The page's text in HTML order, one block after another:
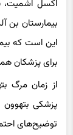
اکسل اشمیت،
بیمارستان بن
این است که
برای پزشکان
از زمان مرگ
پزشکی بتهوون
توضیح‌های